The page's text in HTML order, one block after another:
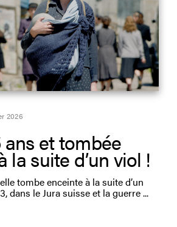
2026
ans et tombée
la suite d’un viol !
tombe enceinte à la suite d’un
dans le Jura suisse et la guerre